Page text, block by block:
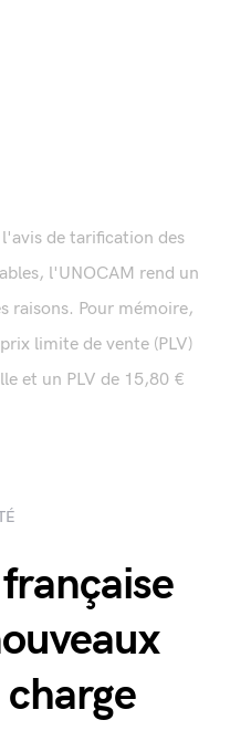
de tarification des
l'UNOCAM rend un
raisons. Pour mémoire,
limite de vente (PLV)
et un PLV de 15,80 €